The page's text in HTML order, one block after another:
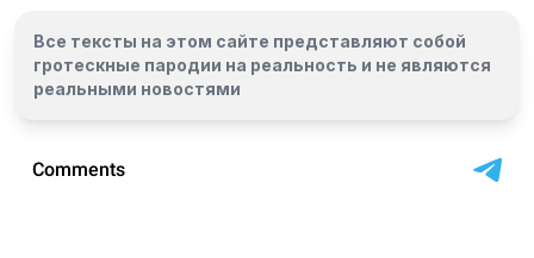
Все тексты на этом сайте представляют собой
гротескные пародии на реальность и не являются
реальными новостями